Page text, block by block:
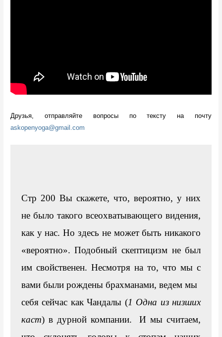
Друзья, отправляйте вопросы по тексту на почту
askopenyoga@gmail.com
Стр 200 Вы скажете, что, вероятно, у них
не было такого всеохватывающего видения,
как у нас. Но здесь не может быть никакого
«вероятно». Подобный скептицизм не был
им свойственен. Несмотря на то, что мы с
вами были рождены брахманами, ведем мы
себя сейчас как Чандалы (1 Одна из низших
каст) в дурной компании.  И мы считаем,